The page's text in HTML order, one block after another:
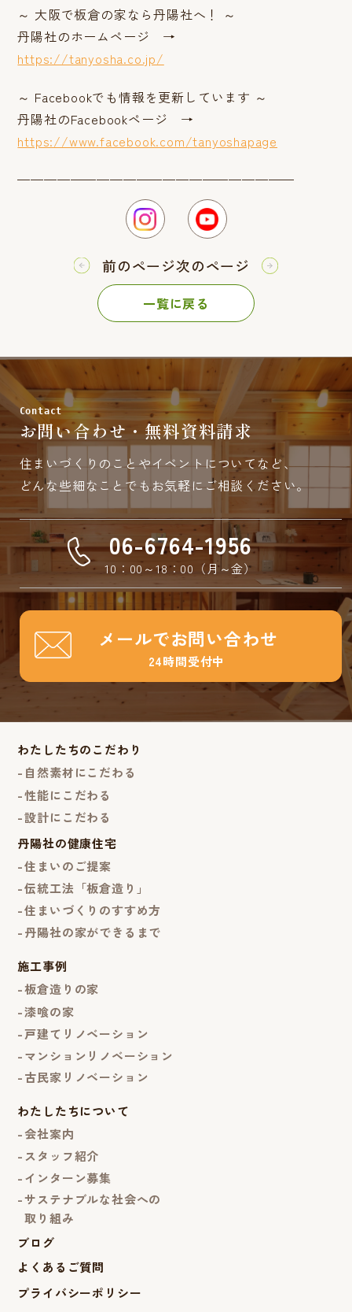
～ 大阪で板倉の家なら丹陽社へ！ ～
丹陽社のホームページ →
https://tanyosha.co.jp/
～ Facebookでも情報を更新しています ～
丹陽社のFacebookページ →
https://www.facebook.com/tanyoshapage
—————————————————————
前のページ次のページ
一覧に戻る
Contact
お問い合わせ・無料資料請求
住まいづくりのことやイベントについてなど、
どんな些細なことでもお気軽にご相談ください。
06-6764-1956
10：00～18：00（月～金）
メールでお問い合わせ
24時間受付中
わたしたちのこだわり
自然素材にこだわる
性能にこだわる
設計にこだわる
丹陽社の健康住宅
住まいのご提案
伝統工法「板倉造り」
住まいづくりのすすめ方
丹陽社の家ができるまで
施工事例
板倉造りの家
漆喰の家
戸建てリノベーション
マンションリノベーション
古民家リノベーション
わたしたちについて
会社案内
スタッフ紹介
インターン募集
サステナブルな社会への
取り組み
ブログ
よくあるご質問
プライバシーポリシー